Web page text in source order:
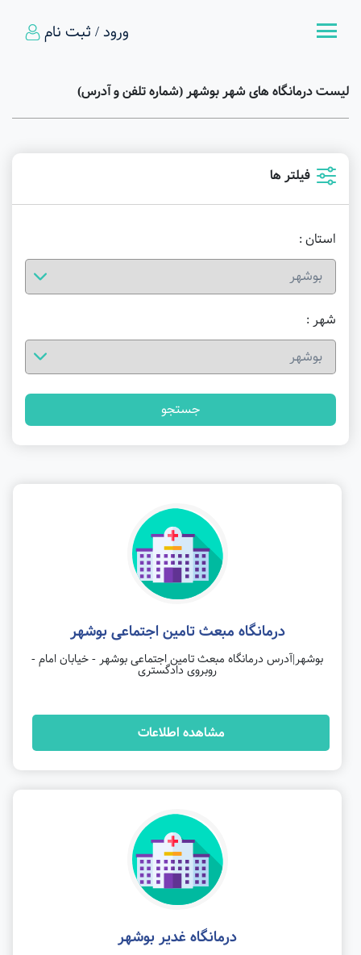
ورود / ثبت نام
لیست درمانگاه های شهر بوشهر (شماره تلفن و آدرس)
فیلتر ها
استان :
شهر :
جستجو
درمانگاه مبعث تامین اجتماعی بوشهر
بوشهر|آدرس درمانگاه مبعث تامین اجتماعی بوشهر - خیابان امام -
روبروی دادگستری
مشاهده اطلاعات
درمانگاه غدیر بوشهر